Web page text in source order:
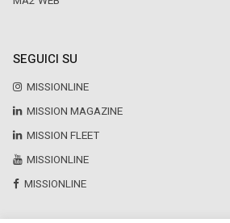
SEGUICI SU
MISSIONLINE
MISSION MAGAZINE
MISSION FLEET
MISSIONLINE
MISSIONLINE